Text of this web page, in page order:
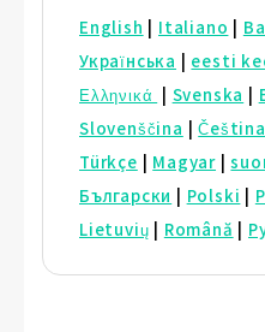
English Italiano
Українська
eesti
Ελληνικά
Svenska
Slovenščina |Čeština
Türkçe
Magyar |
Български
Polski
Lietuvių
Română